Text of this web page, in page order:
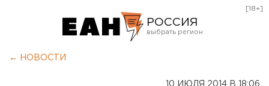
РОССИЯ
[18+]
← НОВОСТИ
10 ИЮЛЯ 2014 В 18:06